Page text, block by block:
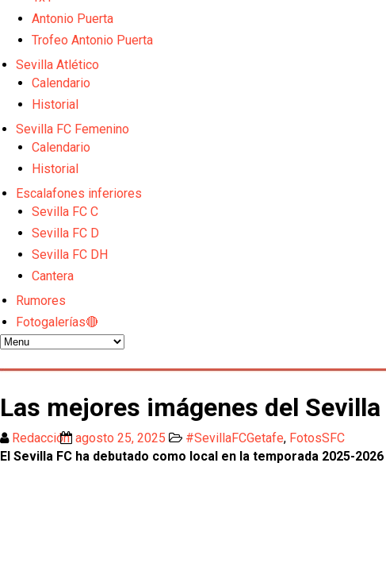
El Sevilla oficializa el traspaso de Sow
Miguel Sierra: La temporada pasada se vio reflejado
OFICIAL | Juanlu se marcha al Bournemouth
Antonio Puerta
Trofeo Antonio Puerta
Sevilla Atlético
Calendario
Historial
Sevilla FC Femenino
Calendario
Historial
Escalafones inferiores
Sevilla FC C
Sevilla FC D
Sevilla FC DH
Cantera
Rumores
Fotogalerías🔴
Las mejores imágenes del
Redacción agosto 25, 2025 #SevillaFCGetafe, FotosSFC
El Sevilla FC ha debutado como local en la temporada 2025-